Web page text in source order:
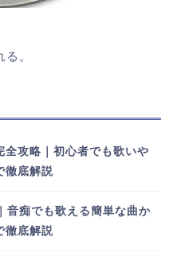
。
全攻略｜初心者でも歌いや
徹底解説
音痴でも歌える簡単な曲か
徹底解説